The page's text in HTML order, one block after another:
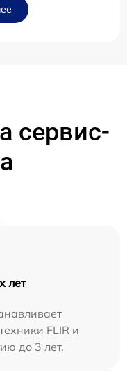
сервис-
лет
FLIR и
до 3 лет.